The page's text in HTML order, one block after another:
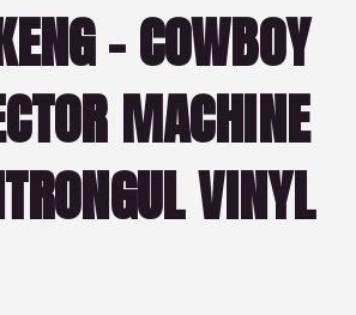
– COWBOY
MACHINE
VINYL